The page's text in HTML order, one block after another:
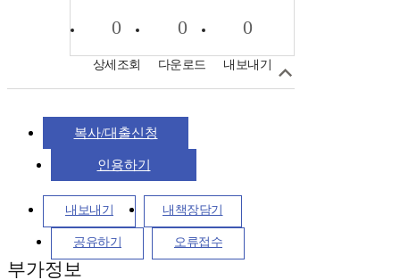
0
상세조회
0
다운로드
0
내보내기
복사/대출신청
인용하기
내보내기 내책장담기
공유하기 오류접수
부가정보